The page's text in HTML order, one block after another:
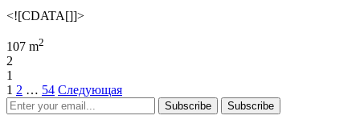
<![CDATA[]]>
107 m2
2
1
1 2 … 54 Следующая
Subscribe Subscribe